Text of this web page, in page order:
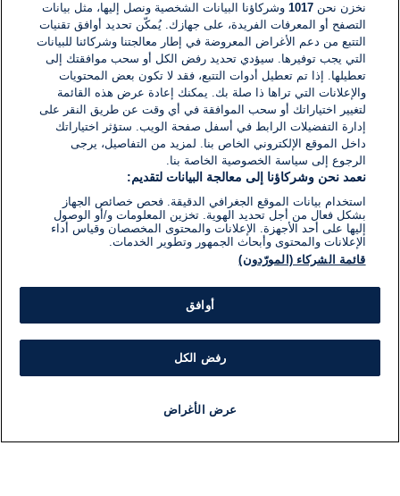
نخزن نحن1017 وشركاؤنا البيانات الشخصية ونصل إليها، مثل بيانات
التصفح أو المعرفات الفريدة، على جهازك. يُمكّن تحديد أوافق تقنيات
التتبع من دعم الأغراض المعروضة في إطار معالجتنا وشركائنا للبيانات
التي يجب توفيرها. سيؤدي تحديد رفض الكل أو سحب موافقتك إلى
تعطيلها. إذا تم تعطيل أدوات التتبع، فقد لا تكون بعض المحتويات
والإعلانات التي تراها ذا صلة بك. يمكنك إعادة عرض هذه القائمة
لتغيير اختياراتك أو سحب الموافقة في أي وقت عن طريق النقر على
إدارة التفضيلات الرابط في أسفل صفحة الويب. ستؤثر اختياراتك
داخل الموقع الإلكتروني الخاص بنا. لمزيد من التفاصيل، يرجى
الرجوع إلى سياسة الخصوصية الخاصة بنا.
نعمد نحن وشركاؤنا إلى معالجة البيانات لتقديم:
استخدام بيانات الموقع الجغرافي الدقيقة. فحص خصائص الجهاز
بشكل فعال من أجل تحديد الهوية. تخزين المعلومات و/أو الوصول
إليها على أحد الأجهزة. الإعلانات والمحتوى المخصصان وقياس أداء
الإعلانات والمحتوى وأبحاث الجمهور وتطوير الخدمات.
قائمة الشركاء (المورّدون)
أوافق
رفض الكل
عرض الأغراض